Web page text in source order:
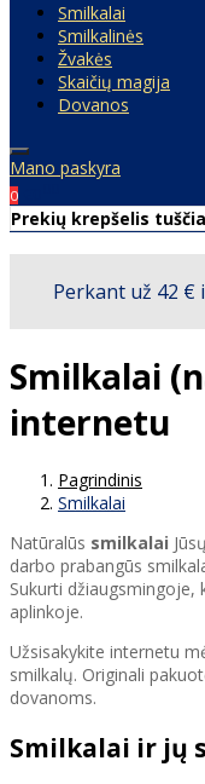
Smilkalai
Smilkalinės
Žvakės
Skaičių magija
Dovanos
Mano paskyra
0
Prekių krepšelis
Smilkalai
internetu
Pagrindinis
Smilkalai
Natūralūs smilkalai
darbo prabangūs
Sukurti
aplinkoje.
Užsisakykite internetu
smilkalų. Originali
dovanoms.
Smilkalai ir jų